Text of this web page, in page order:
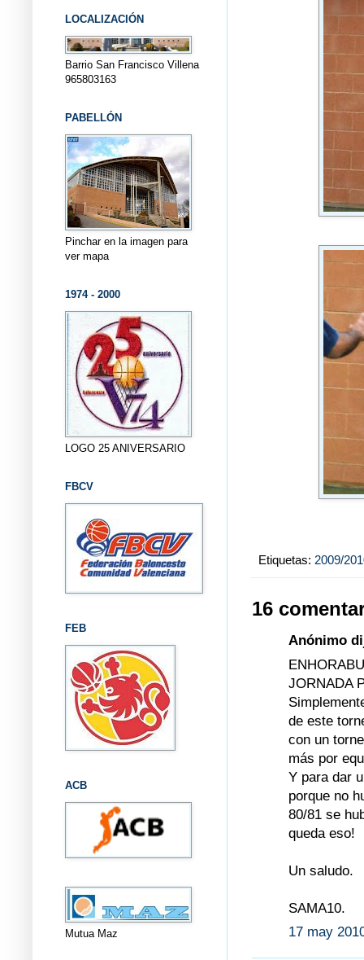
Etiquetas: 2009/
16
Anónimo
JORNADA
de este
con un
más por
Y para dar
porque no
80/81 se
queda eso!
Un saludo.
SAMA10.
17 may
LOCALIZACIÓN
Barrio San Francisco Villena
965803163
PABELLÓN
Pinchar en la imagen para
ver mapa
1974 - 2000
LOGO 25 ANIVERSARIO
FBCV
FEB
ACB
Mutua Maz